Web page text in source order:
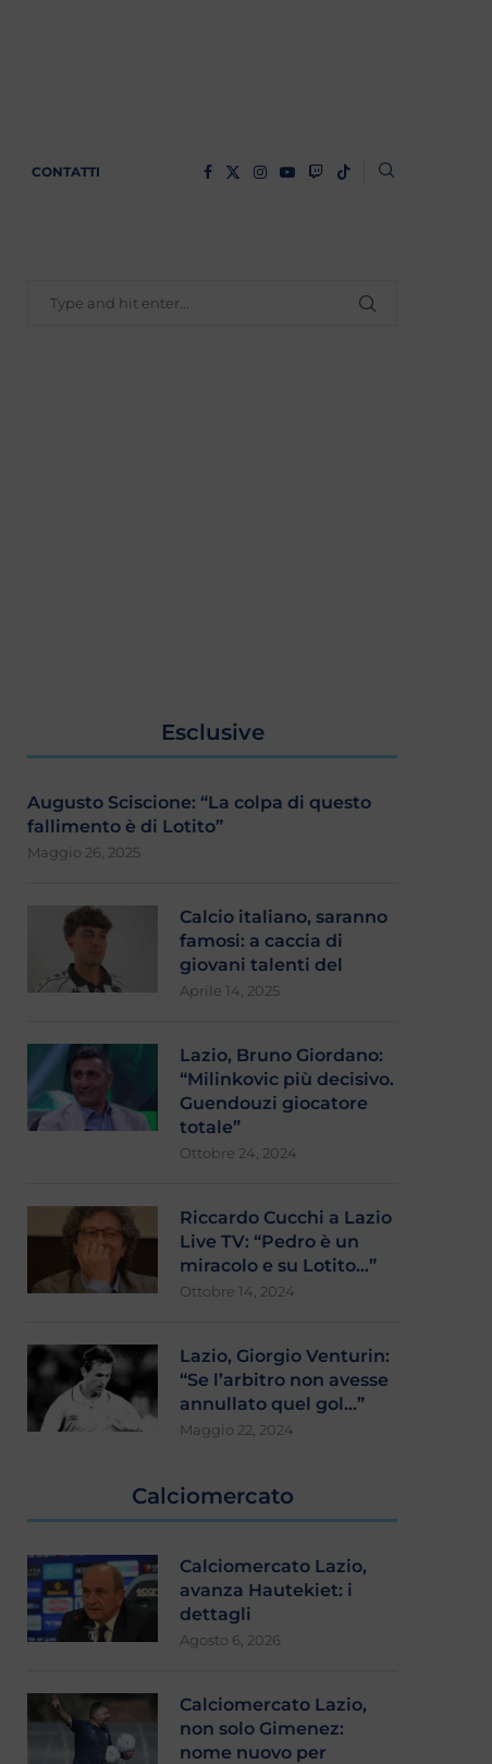
CONTATTI
Esclusive
Augusto Sciscione: “La colpa di questo
fallimento è di Lotito”
Maggio 26, 2025
Calcio italiano, saranno
famosi: a caccia di
giovani talenti del
Aprile 14, 2025
Lazio, Bruno Giordano:
“Milinkovic più decisivo.
Guendouzi giocatore
totale”
Ottobre 24, 2024
Riccardo Cucchi a Lazio
Live TV: “Pedro è un
miracolo e su Lotito…”
Ottobre 14, 2024
Lazio, Giorgio Venturin:
“Se l’arbitro non avesse
annullato quel gol…”
Maggio 22, 2024
Calciomercato
Calciomercato Lazio,
avanza Hautekiet: i
dettagli
Agosto 6, 2026
Calciomercato Lazio,
non solo Gimenez:
nome nuovo per